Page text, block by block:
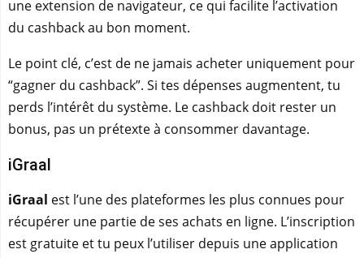
une extension de navigateur, ce qui facilite l’activation
du cashback au bon moment.
Le point clé, c’est de ne jamais acheter uniquement pour
“gagner du cashback”. Si tes dépenses augmentent, tu
perds l’intérêt du système. Le cashback doit rester un
bonus, pas un prétexte à consommer davantage.
iGraal
iGraal est l’une des plateformes les plus connues pour
récupérer une partie de ses achats en ligne. L’inscription
est gratuite et tu peux l’utiliser depuis une application